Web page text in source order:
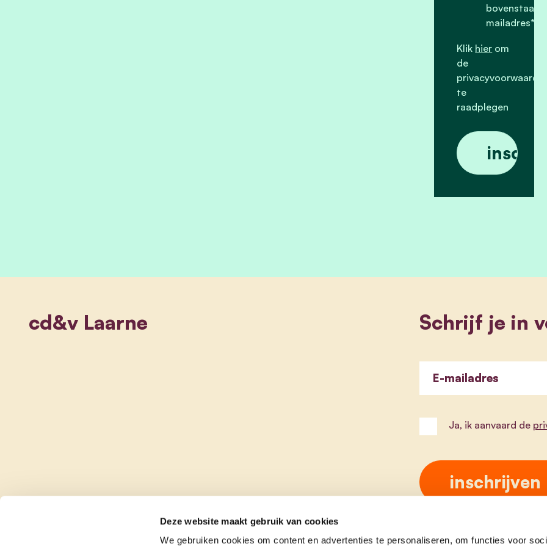
Deze website maakt gebruik van cookies
We gebruiken cookies om content en advertenties te personaliseren, om functies voor
bovenstaand
mailadres*
Klik hier om
de
te
raadplegen
cd&v Laarne Schrijf je in
E-mailadres
Ja, ik aanvaard de